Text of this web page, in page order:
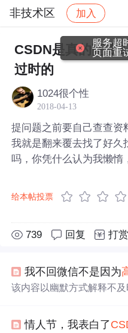
非技术区 加入
社区 非技术区 帖
CSDN是真的高冷
过时的
1024很个性
2018-04-13
提问题之前要自己查查资
我就是翻来覆去找了好久
吗，你凭什么认为我懒惰
给本帖投票
739 回复 打赏
我不回微信不是因为
该内容以幽默方式解释不
与移动应用使用场景中的
情人节，我表白了
服务超
页面重